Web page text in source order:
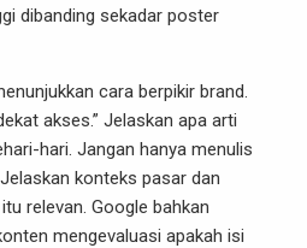
dibanding sekadar poster
cara berpikir brand.
akses.” Jelaskan apa arti
hari. Jangan hanya menulis
konteks pasar dan
relevan. Google bahkan
mengevaluasi apakah isi